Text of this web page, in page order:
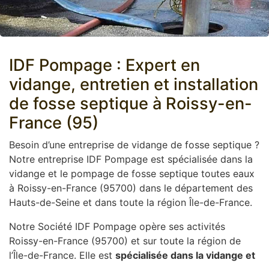
IDF Pompage : Expert en
vidange, entretien et installation
de fosse septique à Roissy-en-
France (95)
Besoin d’une entreprise de vidange de fosse septique ?
Notre entreprise IDF Pompage est spécialisée dans la
vidange et le pompage de fosse septique toutes eaux
à Roissy-en-France (95700) dans le département des
Hauts-de-Seine et dans toute la région Île-de-France.
Notre Société IDF Pompage opère ses activités
Roissy-en-France (95700) et sur toute la région de
l’Île-de-France. Elle est spécialisée dans la vidange et